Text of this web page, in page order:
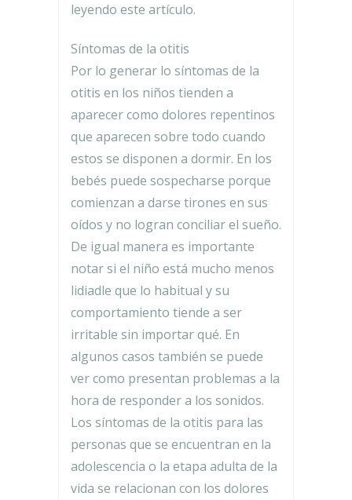
leyendo este artículo.
Síntomas de la otitis
Por lo generar lo síntomas de la
otitis en los niños tienden a
aparecer como dolores repentinos
que aparecen sobre todo cuando
estos se disponen a dormir. En los
bebés puede sospecharse porque
comienzan a darse tirones en sus
oídos y no logran conciliar el sueño.
De igual manera es importante
notar si el niño está mucho menos
lidiadle que lo habitual y su
comportamiento tiende a ser
irritable sin importar qué. En
algunos casos también se puede
ver como presentan problemas a la
hora de responder a los sonidos.
Los síntomas de la otitis para las
personas que se encuentran en la
adolescencia o la etapa adulta de la
vida se relacionan con los dolores